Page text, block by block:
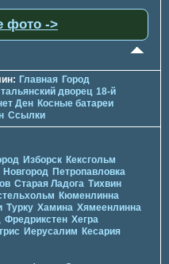
фото ->
Главная Город
дворец 18-й
Ден Косные батареи
Ссылки
Изборск Кексгольм
Новгород Петропавловка
Старая Ладога Тихвин
Кюменлинна
Турку Хамина Хямеенлинна
Фредрикстен Хегра
Иерусалим Кесария